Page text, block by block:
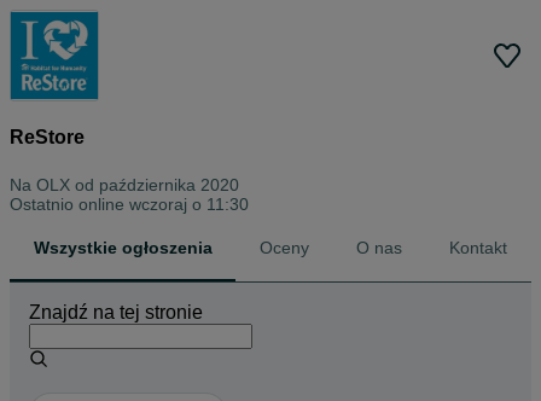
ReStore
Na OLX od października 2020
Ostatnio online wczoraj o 11:30
Wszystkie ogłoszenia Oceny O nas Kontakt
Znajdź na tej stronie